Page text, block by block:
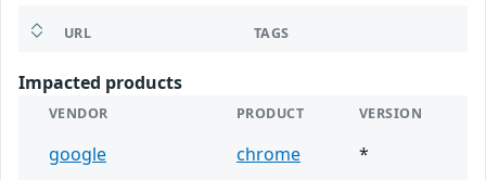
URL TAGS
Impacted products
VENDOR PRODUCT VERSION
google chrome
*